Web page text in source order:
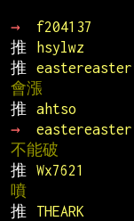
→
f204137
推
hsylwz
推
eastereaster
會漲
推
ahtso
→
eastereaster
不能破
推
Wx7621
噴
推
THEARK